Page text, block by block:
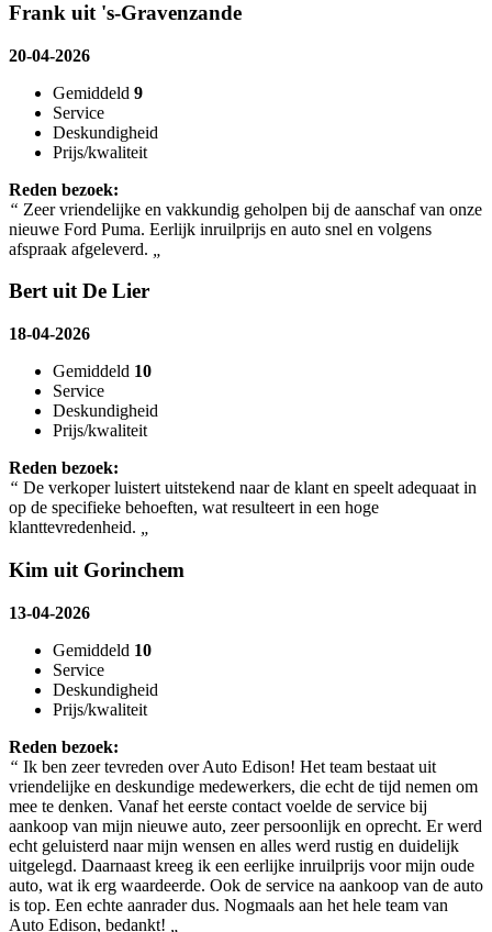
Frank uit 's-Gravenzande
20-04-2026
Gemiddeld 9
Service
Deskundigheid
Prijs/kwaliteit
Reden bezoek:
“ Zeer vriendelijke en vakkundig geholpen bij de aanschaf van onze
nieuwe Ford Puma. Eerlijk inruilprijs en auto snel en volgens
afspraak afgeleverd.
Bert uit De Lier
18-04-2026
Gemiddeld 10
Service
Deskundigheid
Prijs/kwaliteit
Reden bezoek:
“ De verkoper luistert uitstekend naar de klant en speelt adequaat in
op de specifieke behoeften, wat resulteert in een hoge
klanttevredenheid.
Kim uit Gorinchem
13-04-2026
Gemiddeld 10
Service
Deskundigheid
Prijs/kwaliteit
Reden bezoek:
“ Ik ben zeer tevreden over Auto Edison! Het team bestaat uit
vriendelijke en deskundige medewerkers, die echt de tijd nemen om
mee te denken. Vanaf het eerste contact voelde de service bij
aankoop van mijn nieuwe auto, zeer persoonlijk en oprecht. Er werd
echt geluisterd naar mijn wensen en alles werd rustig en duidelijk
uitgelegd. Daarnaast kreeg ik een eerlijke inruilprijs voor mijn oude
auto, wat ik erg waardeerde. Ook de service na aankoop van de auto
is top. Een echte aanrader dus. Nogmaals aan het hele team van
Auto Edison, bedankt!